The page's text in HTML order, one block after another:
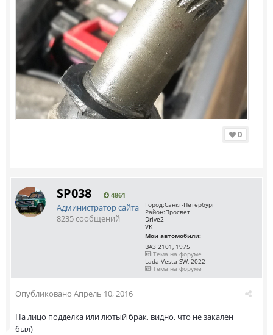
0
SP038 4861
Администратор сайта
8235 сообщений
Город:Санкт-Петербург
Район:Просвет
Drive2
VK
Мои автомобили:
ВАЗ 2101, 1975
Тема на форуме
Lada Vesta SW, 2022
Тема на форуме
Опубликовано Апрель 10, 2016
На лицо подделка или лютый брак, видно, что не закален
был)